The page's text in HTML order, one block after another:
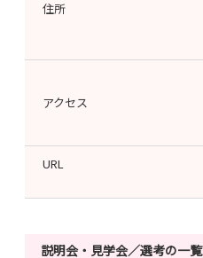
住所
アクセス
URL
説明会・見学会／選考の一覧